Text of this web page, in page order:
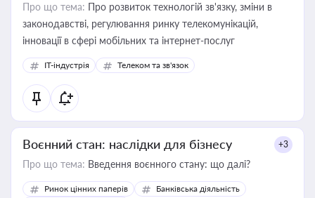
Про що тема: Про розвиток технологій зв'язку, зміни в
законодавстві, регулювання ринку телекомунікацій,
інновації в сфері мобільних та інтернет-послуг
IT-індустрія Телеком та зв'язок
Воєнний стан: наслідки для бізнесу +3
Про що тема: Введення воєнного стану: що далі?
Ринок цінних паперів
Банківська діяльність